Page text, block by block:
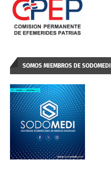
SOMOS MIEMBROS DE SODOMEDI